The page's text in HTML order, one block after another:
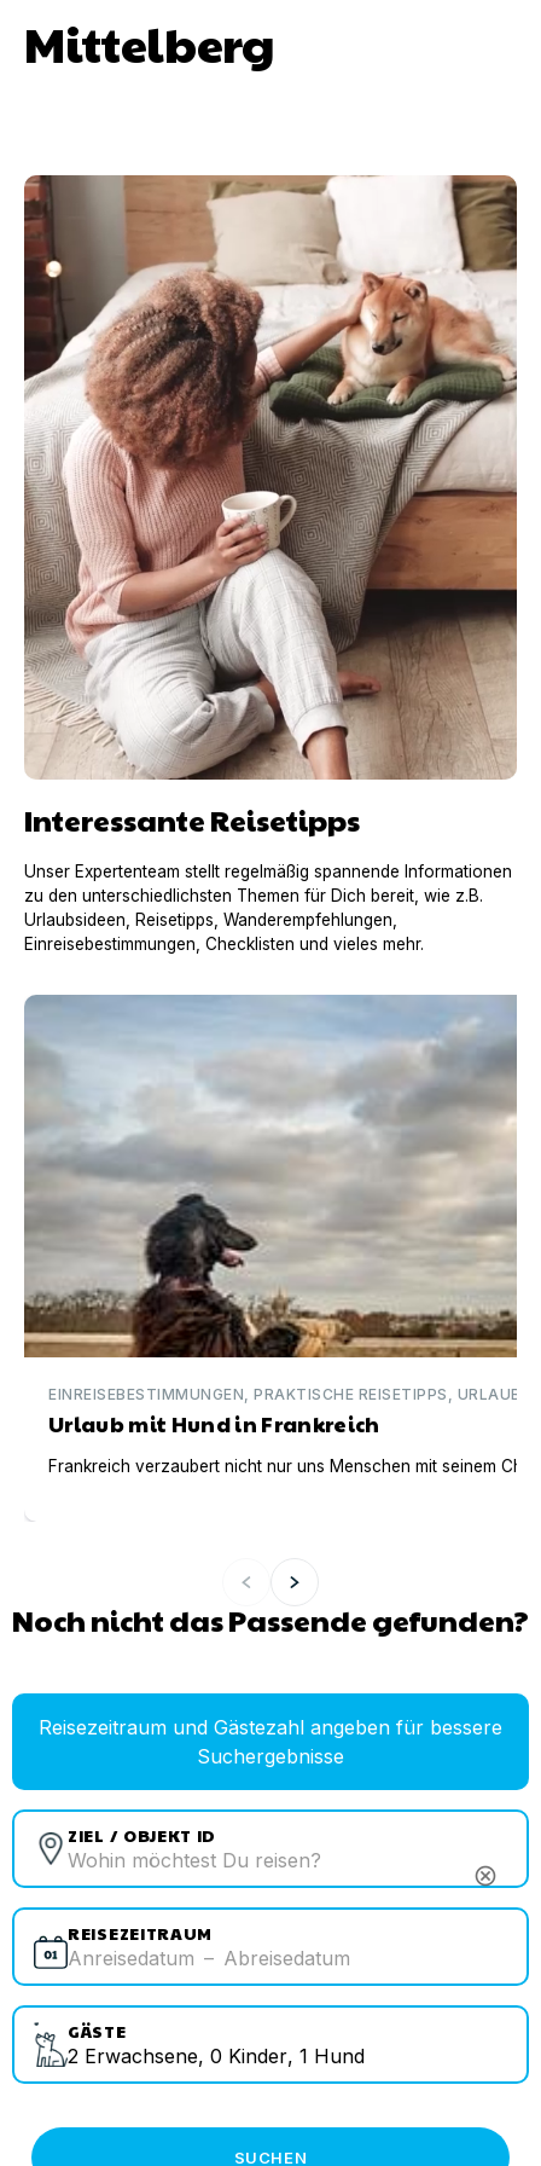
Mittelberg
Interessante Reisetipps
Unser Expertenteam stellt regelmäßig spannende Informationen
zu den unterschiedlichsten Themen für Dich bereit, wie z.B.
Urlaubsideen, Reisetipps, Wanderempfehlungen,
Einreisebestimmungen, Checklisten und vieles mehr.
Urlaub mit Hund in Frankreich
EINREISEBESTIMMUNGEN, PRAKTISCHE REISETIPPS,
Urlaub mit Hund in Frankreich
Frankreich verzaubert nicht nur uns Menschen mit seinem
Noch nicht das Passende gefunden?
Reisezeitraum und Gästezahl angeben für bessere
Suchergebnisse
ZIEL / OBJEKT ID
cancel
REISEZEITRAUM
Anreisedatum – Abreisedatum
GÄSTE
2 Erwachsene, 0 Kinder, 1 Hund
SUCHEN